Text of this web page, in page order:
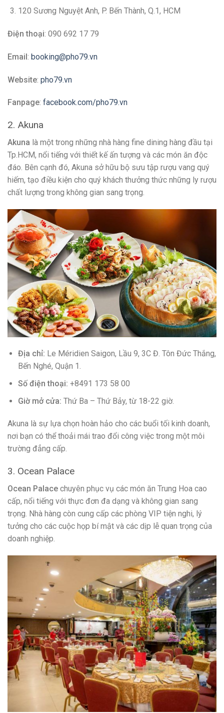
120 Sương Nguyệt Anh, P. Bến Thành, Q.1, HCM
Điện thoại: 090 692 17 79
Email: booking@pho79.vn
Website: pho79.vn
Fanpage: facebook.com/pho79.vn
2. Akuna
Akuna là một trong những nhà hàng fine dining hàng đầu tại
Tp.HCM, nổi tiếng với thiết kế ấn tượng và các món ăn độc
đáo. Bên cạnh đó, Akuna sở hữu bộ sưu tập rượu vang quý
hiếm, tạo điều kiện cho quý khách thưởng thức những ly rượu
chất lượng trong không gian sang trọng.
Địa chỉ: Le Méridien Saigon, Lầu 9, 3C Đ. Tôn Đức Thắng,
Bến Nghé, Quận 1.
Số điện thoại: +8491 173 58 00
Giờ mở cửa: Thứ Ba – Thứ Bảy, từ 18-22 giờ.
Akuna là sự lựa chọn hoàn hảo cho các buổi tối kinh doanh,
nơi bạn có thể thoải mái trao đổi công việc trong một môi
trường đẳng cấp.
3. Ocean Palace
Ocean Palace chuyên phục vụ các món ăn Trung Hoa cao
cấp, nổi tiếng với thực đơn đa dạng và không gian sang
trọng. Nhà hàng còn cung cấp các phòng VIP tiện nghi, lý
tưởng cho các cuộc họp bí mật và các dịp lễ quan trọng của
doanh nghiệp.